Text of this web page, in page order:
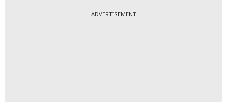
ADVERTISEMENT